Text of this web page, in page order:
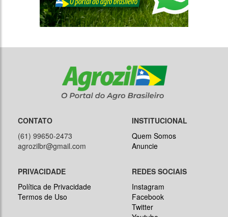
CONTATO
(61) 99650-2473
agrozilbr@gmail.com
INSTITUCIONAL
Quem Somos
Anuncie
PRIVACIDADE
Política de Privacidade
Termos de Uso
REDES SOCIAIS
Instagram
Facebook
Twitter